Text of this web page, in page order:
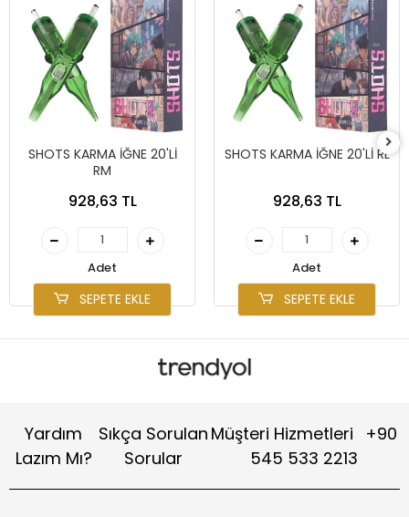
SHOTS KARMA İĞNE 20'Lİ
RM
928,63 TL
Adet
SEPETE EKLE
SHOTS KARMA İĞNE 20'Lİ RL
928,63 TL
Adet
SEPETE EKLE
Yardım
Lazım Mı?
Sıkça Sorulan
Sorular
Müşteri Hizmetleri
+90
545 533 2213